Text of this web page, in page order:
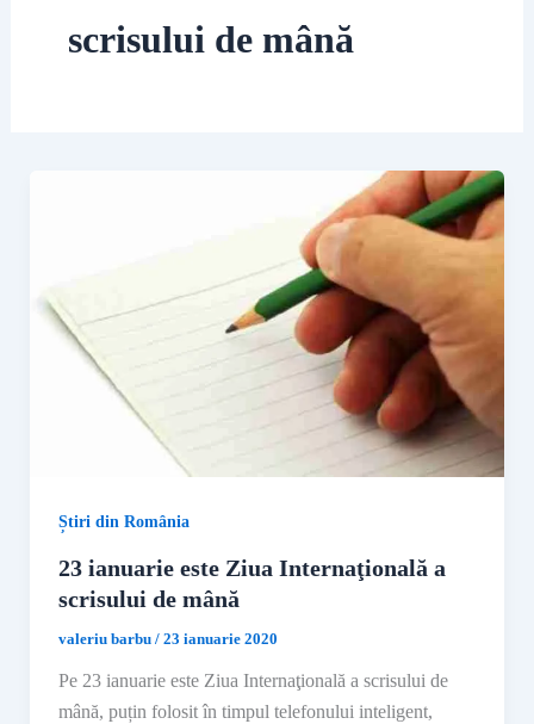
scrisului de mână
Știri din România
23 ianuarie este Ziua Internaţională a
scrisului de mână
valeriu barbu / 23 ianuarie 2020
Pe 23 ianuarie este Ziua Internaţională a scrisului de
mână, puțin folosit în timpul telefonului inteligent,